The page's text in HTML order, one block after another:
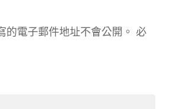
的電子郵件地址不會公開。 必